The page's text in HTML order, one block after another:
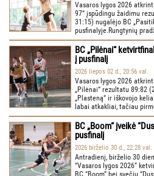
Vasaros lygos 2026
97“ įspūdingu žaidimu
31:15) nugalėjo BC
pusfinalyje.Rungtynių
BC „Pilėnai“
į pusfinalį
2026 liepos 02 d., 20:56 val.
Vasaros lygos 2026
„Pilėnai“ rezultatu 89:82
„Plasteną“ ir iškovojo
labai atkakliai, tačiau
BC „Boom“ įveikė
pusfinalį
2026 birželio 30 d., 22:28 val.
Antradienį, birželio 30
“Vasaros lygos 2026”
BC “Boom” bei svečių